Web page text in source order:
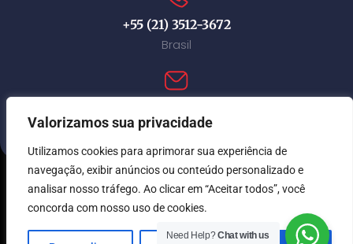
Valorizamos sua privacidade
Utilizamos cookies para aprimorar sua experiência de
navegação, exibir anúncios ou conteúdo personalizado e
analisar nosso tráfego. Ao clicar em “Aceitar todos”, você
concorda com nosso uso de cookies.
+55 (21) 3512-3672
Brasil
© Immi Canada 2026. Todos os direitos reservados.
Need Help?Chat with us